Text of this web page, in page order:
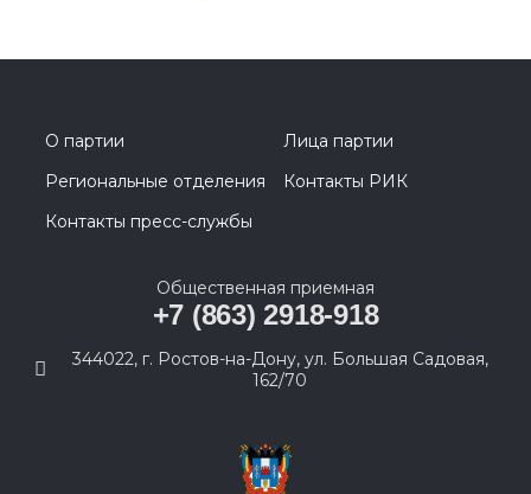
О партии
Лица партии
Региональные отделения
Контакты РИК
Контакты пресс-службы
Общественная приемная
+7 (863) 2918-918
344022, г. Ростов-на-Дону, ул. Большая Садовая,
162/70